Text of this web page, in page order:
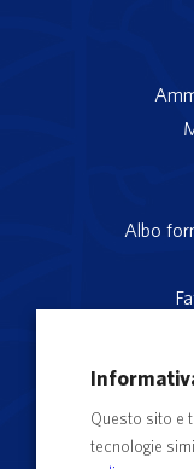
Albo
Questo sito e
tecnologie